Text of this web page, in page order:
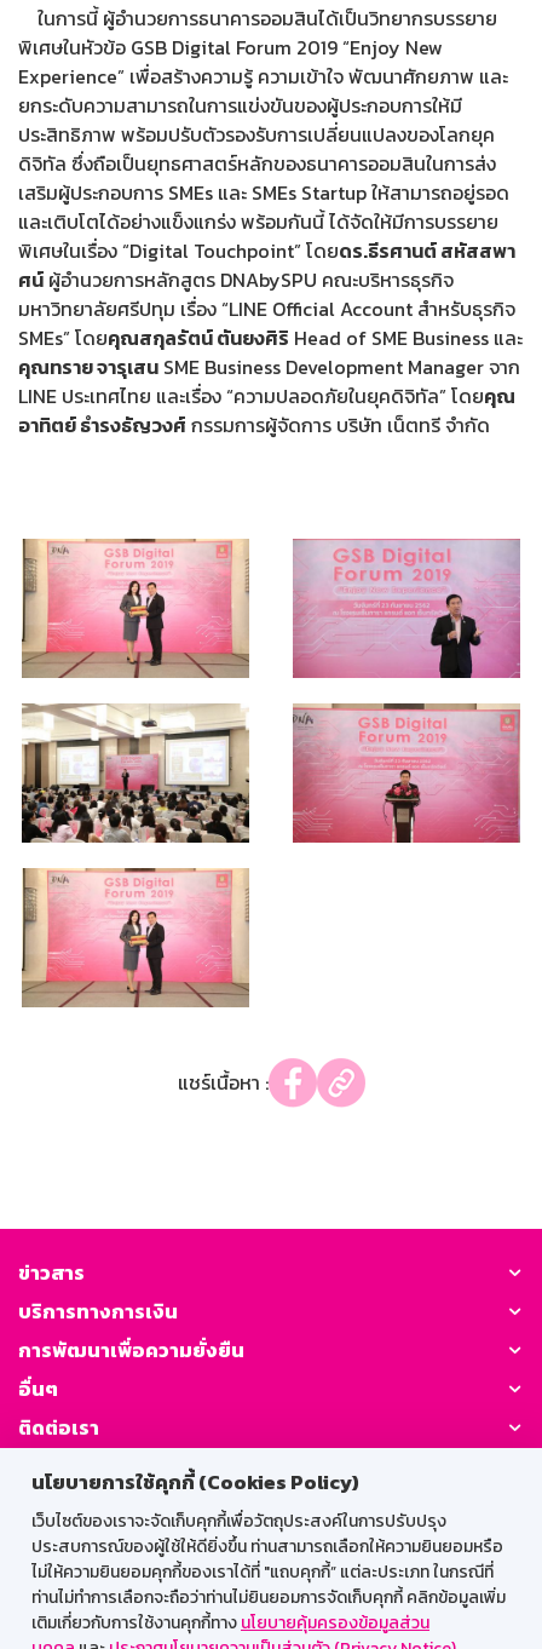
นโยบายการใช้คุกกี้ (Cookies Policy)
เว็บไซต์ของเราจะจัดเก็บคุกกี้เพื่อวัตถุประสงค์ในการปรับปรุง
ประสบการณ์ของผู้ใช้ให้ดียิ่งขึ้น ท่านสามารถเลือกให้ความยินยอมหรือ
ไม่ให้ความยินยอมคุกกี้ของเราได้ที่ "แถบคุกกี้” แต่ละประเภท ในกรณีที่
ท่านไม่ทำการเลือกจะถือว่าท่านไม่ยินยอมการจัดเก็บคุกกี้ คลิกข้อมูลเพิ่ม
เติมเกี่ยวกับการใช้งานคุกกี้ทางนโยบายคุ้มครองข้อมูลส่วน
ในการนี้ ผู้อำนวยการธนาคารออมสินได้เป็นวิทยากรบรรยาย
พิเศษในหัวข้อ GSB Digital Forum 2019 “Enjoy New
Experience” เพื่อสร้างความรู้ ความเข้าใจ พัฒนาศักยภาพ และ
ยกระดับความสามารถในการแข่งขันของผู้ประกอบการให้มี
ประสิทธิภาพ พร้อมปรับตัวรองรับการเปลี่ยนแปลงของโลกยุค
ดิจิทัล ซึ่งถือเป็นยุทธศาสตร์หลักของธนาคารออมสินในการส่ง
เสริมผู้ประกอบการ SMEs และ SMEs Startup ให้สามารถอยู่รอด
และเติบโตได้อย่างแข็งแกร่ง พร้อมกันนี้ ได้จัดให้มีการบรรยาย
พิเศษในเรื่อง “Digital Touchpoint” โดยดร.ธีรศานต์ สหัสสพา
ศน์ ผู้อำนวยการหลักสูตร DNAbySPU คณะบริหารธุรกิจ
มหาวิทยาลัยศรีปทุม เรื่อง “LINE Official Account สำหรับธุรกิจ
SMEs” โดยคุณสกุลรัตน์ ตันยงศิริ Head of SME Business และ
คุณทราย จารุเสน SME Business Development Manager จาก
LINE ประเทศไทย และเรื่อง “ความปลอดภัยในยุคดิจิทัล” โดยคุณ
อาทิตย์ ธำรงธัญวงศ์ กรรมการผู้จัดการ บริษัท เน็ตทรี จำกัด
แชร์เนื้อหา :
ข่าวสาร
บริการทางการเงิน
การพัฒนาเพื่อความยั่งยืน
อื่นๆ
ติดต่อเรา
GSB Society:
สำหรับพนักงาน
Web HR
GSB Wisdom M-Search